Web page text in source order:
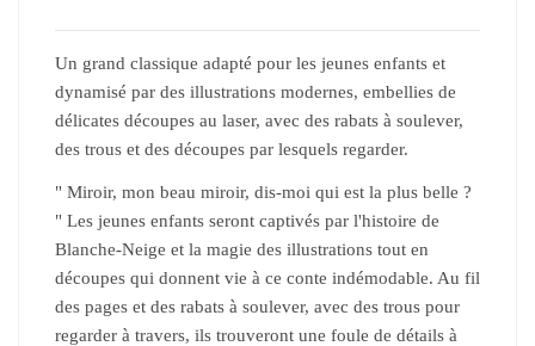
Un grand classique adapté pour les jeunes enfants et
dynamisé par des illustrations modernes, embellies de
délicates découpes au laser, avec des rabats à soulever,
des trous et des découpes par lesquels regarder.
" Miroir, mon beau miroir, dis-moi qui est la plus belle ?
" Les jeunes enfants seront captivés par l'histoire de
Blanche-Neige et la magie des illustrations tout en
découpes qui donnent vie à ce conte indémodable. Au fil
des pages et des rabats à soulever, avec des trous pour
regarder à travers, ils trouveront une foule de détails à